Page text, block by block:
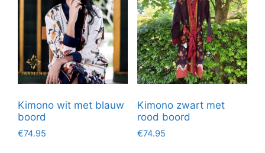
Kimono wit met blauw
boord
€74.95
Kimono zwart met
rood boord
€74.95